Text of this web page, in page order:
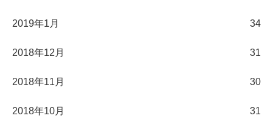
2019年1月 34
2018年12月 31
2018年11月 30
2018年10月 31